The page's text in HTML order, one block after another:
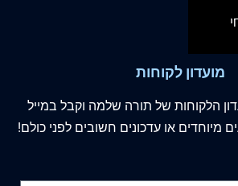
מועדון לקוחות
הלקוחות של תורה שלמה וקבל במייל
מיוחדים או עדכונים חשובים לפני כולם!